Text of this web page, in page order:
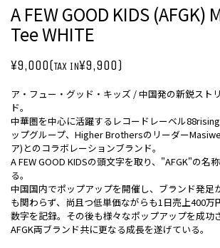
A FEW GOOD KIDS (AFGK)
Tee WHITE
¥9,000(TAX IN¥9,900)
ア・フュー・グッド・キッズ / 中国発の新鋭スト
ド。
中華圏を中心に活躍するレコードレーベル
ップグループ、Higher Brothersのリーダー
ア)とのコラボレーションブランド。
A FEW GOOD KIDSの頭文字を取り、"AFGK"の名
る。
中国国内でポップアップを開催し、ブランド発足
も関わらず、尚且つ低単価ながらも1日売上400万
数字を記録。その後も様々なポップアップを成功
AFGK両ブランド共に更なる成長を遂げている。